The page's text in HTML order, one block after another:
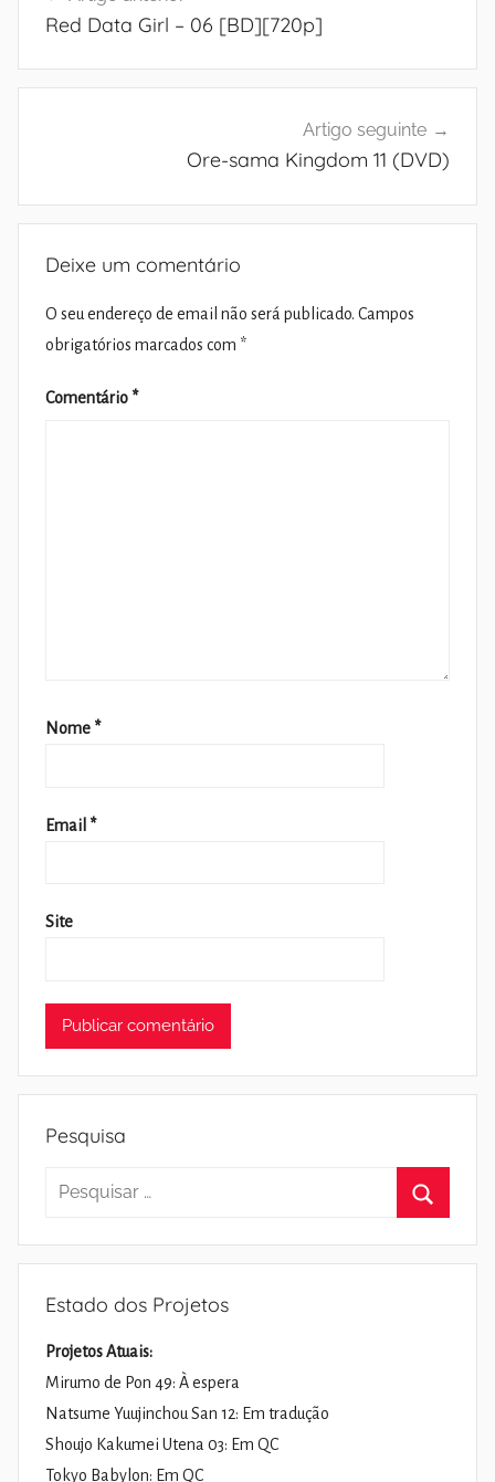
deRed Data Girl – 06 [BD][720p]
Artigo seguinte
Ore-sama Kingdom 11 (DVD)
Deixe um comentário
O seu endereço de email não será publicado. Campos
obrigatórios marcados com *
Comentário *
Nome *
Email *
Site
Pesquisa
Pesquisar
Estado dos Projetos
Projetos Atuais:
Mirumo de Pon 49: À espera
Natsume Yuujinchou San 12: Em tradução
Shoujo Kakumei Utena 03: Em QC
Tokyo Babylon: Em QC